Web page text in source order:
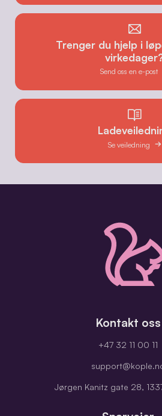
Trenger du hjelp i
Send oss en e-post
Se veiledning
Kontakt oss
+47 32 11 00 11
Jørgen Kanitz gate 28,